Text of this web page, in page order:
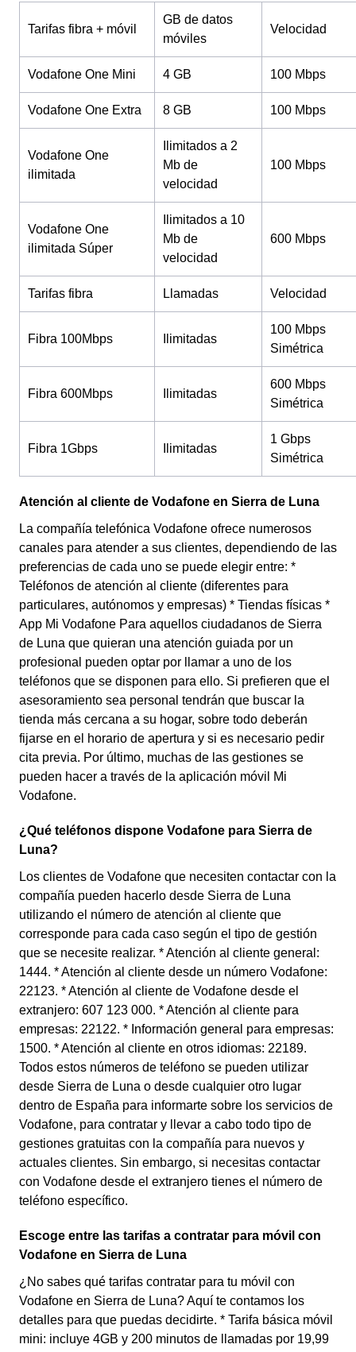
Tarifas fibra + móvil
GB de datos
móviles
Velocidad
Vodafone One Mini 4 GB 100 Mbps
Vodafone One Extra 8 GB 100 Mbps
Vodafone One
ilimitada
Ilimitados a 2
Mb de
velocidad
100 Mbps
Vodafone One
ilimitada Súper
Ilimitados a 10
Mb de
velocidad
600 Mbps
Tarifas fibra Llamadas Velocidad
Fibra 100Mbps Ilimitadas
100 Mbps
Simétrica
Fibra 600Mbps Ilimitadas
600 Mbps
Simétrica
Fibra 1Gbps Ilimitadas
1 Gbps
Simétrica
Atención al cliente de Vodafone en Sierra de Luna
La compañía telefónica Vodafone ofrece numerosos
canales para atender a sus clientes, dependiendo de las
preferencias de cada uno se puede elegir entre: *
Teléfonos de atención al cliente (diferentes para
particulares, autónomos y empresas) * Tiendas físicas *
App Mi Vodafone Para aquellos ciudadanos de Sierra
de Luna que quieran una atención guiada por un
profesional pueden optar por llamar a uno de los
teléfonos que se disponen para ello. Si prefieren que el
asesoramiento sea personal tendrán que buscar la
tienda más cercana a su hogar, sobre todo deberán
fijarse en el horario de apertura y si es necesario pedir
cita previa. Por último, muchas de las gestiones se
pueden hacer a través de la aplicación móvil Mi
Vodafone.
¿Qué teléfonos dispone Vodafone para Sierra de
Luna?
Los clientes de Vodafone que necesiten contactar con la
compañía pueden hacerlo desde Sierra de Luna
utilizando el número de atención al cliente que
corresponde para cada caso según el tipo de gestión
que se necesite realizar. * Atención al cliente general:
1444. * Atención al cliente desde un número Vodafone:
22123. * Atención al cliente de Vodafone desde el
extranjero: 607 123 000. * Atención al cliente para
empresas: 22122. * Información general para empresas:
1500. * Atención al cliente en otros idiomas: 22189.
Todos estos números de teléfono se pueden utilizar
desde Sierra de Luna o desde cualquier otro lugar
dentro de España para informarte sobre los servicios de
Vodafone, para contratar y llevar a cabo todo tipo de
gestiones gratuitas con la compañía para nuevos y
actuales clientes. Sin embargo, si necesitas contactar
con Vodafone desde el extranjero tienes el número de
teléfono específico.
Escoge entre las tarifas a contratar para móvil con
Vodafone en Sierra de Luna
¿No sabes qué tarifas contratar para tu móvil con
Vodafone en Sierra de Luna? Aquí te contamos los
detalles para que puedas decidirte. * Tarifa básica móvil
mini: incluye 4GB y 200 minutos de llamadas por 19,99